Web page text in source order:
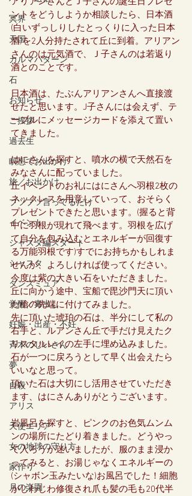
冥界
天国
カルマパターン
石
お知らせ
ご挨拶
過去生
瞑想でお出かけ
旅／お出かけ
ブツブツ言ってるだけ
イベント
シャスタ編スタート
シャスタ
ダンスミュア
覚醒／毒出し
妊娠・出産・不妊
斉木のじいさん
夢
自殺
アリス
天使エリア
女の地球の守り方
家作り
月の楽園
ントをどうしようか相談したら、日本酒
(白いずっしりしたとっくりに入った日本
酒)を2人分持たされて丘に到着。アリアン
さんのは元気酒で、Ｊ子さんのは若返り
酒とのことです。
日本酒は、たぶんアリアンさんへ直接渡
せたと思います。J子さんには会えず、テ
ーブルにメッセージカードを添えて置い
てきました。
はにさんを探すと、噴水の横で天然石を
みなさんに配っていました。
丘イベントのお礼にはにさんへ羽根2枚の
ネックレスを用意していって、おそらく
プレゼントできたと思います。(握ると背
中に羽根が現れて飛べます。羽根を広げ
て自分を包み込むとエネルギーが回復す
る万能羽根です)すでにお持ちかもしれま
せんが、よろしければ使ってください。
今度は紫の大きい石をいただきました。
丘に向かう途中、宝船で毘沙門天に頂い
た槍の先端に付けてみました。
先に頂いた琥珀の石は、半分にして私の
右手と、ルアンさん丘で手だけ見えたク
リスタルレイの左手に埋め込みました。
石が一つに戻ろうとして早く出会えたら
いいなと思って。
頂いた石は大切にし活用させていただき
ます、はにさんありがとうございます。
岩風呂を探すと、ピンクのお色気ムンム
ンの場所にたどり着きました。どうやっ
て入ろうか迷いましたが、服のまま浸か
ってみると、お湯じゃなくエネルギーの
(シャボン玉みたいな)お風呂でした！細胞
がじわじわ修復され爪も髪の毛も20代半